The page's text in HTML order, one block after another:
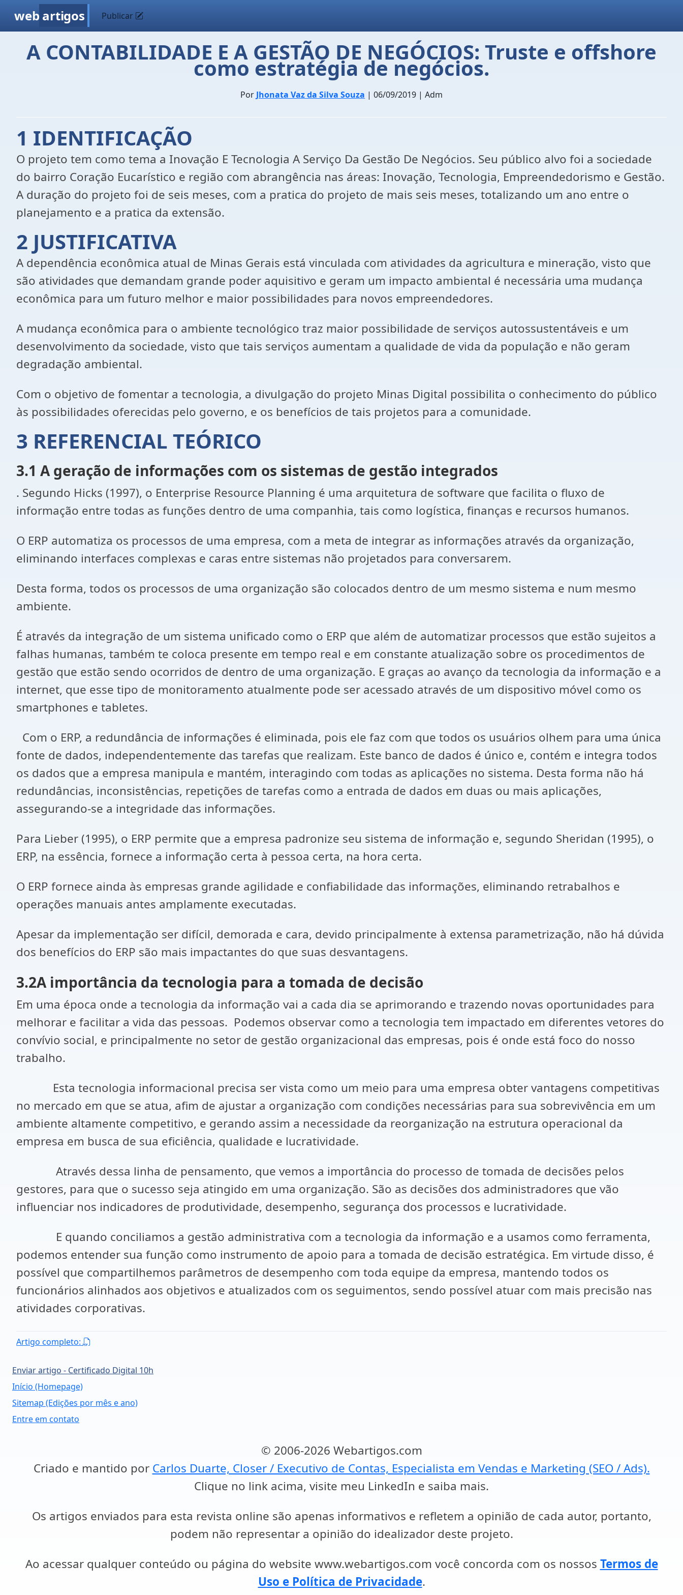
web artigos Publicar
A CONTABILIDADE E A GESTÃO DE NEGÓCIOS: Truste e offshore
como estratégia de negócios.
Por Jhonata Vaz da Silva Souza | 06/09/2019 | Adm
1 IDENTIFICAÇÃO
O projeto tem como tema a Inovação E Tecnologia A Serviço Da Gestão De Negócios. Seu público alvo foi a sociedade
do bairro Coração Eucarístico e região com abrangência nas áreas: Inovação, Tecnologia, Empreendedorismo e Gestão.
A duração do projeto foi de seis meses, com a pratica do projeto de mais seis meses, totalizando um ano entre o
planejamento e a pratica da extensão.
2 JUSTIFICATIVA
A dependência econômica atual de Minas Gerais está vinculada com atividades da agricultura e mineração, visto que
são atividades que demandam grande poder aquisitivo e geram um impacto ambiental é necessária uma mudança
econômica para um futuro melhor e maior possibilidades para novos empreendedores.
A mudança econômica para o ambiente tecnológico traz maior possibilidade de serviços autossustentáveis e um
desenvolvimento da sociedade, visto que tais serviços aumentam a qualidade de vida da população e não geram
degradação ambiental.
Com o objetivo de fomentar a tecnologia, a divulgação do projeto Minas Digital possibilita o conhecimento do público
às possibilidades oferecidas pelo governo, e os benefícios de tais projetos para a comunidade.
3 REFERENCIAL TEÓRICO
3.1 A geração de informações com os sistemas de gestão integrados
. Segundo Hicks (1997), o Enterprise Resource Planning é uma arquitetura de software que facilita o fluxo de
informação entre todas as funções dentro de uma companhia, tais como logística, finanças e recursos humanos.
O ERP automatiza os processos de uma empresa, com a meta de integrar as informações através da organização,
eliminando interfaces complexas e caras entre sistemas não projetados para conversarem.
Desta forma, todos os processos de uma organização são colocados dentro de um mesmo sistema e num mesmo
ambiente.
É através da integração de um sistema unificado como o ERP que além de automatizar processos que estão sujeitos a
falhas humanas, também te coloca presente em tempo real e em constante atualização sobre os procedimentos de
gestão que estão sendo ocorridos de dentro de uma organização. E graças ao avanço da tecnologia da informação e a
internet, que esse tipo de monitoramento atualmente pode ser acessado através de um dispositivo móvel como os
smartphones e tabletes.
Com o ERP, a redundância de informações é eliminada, pois ele faz com que todos os usuários olhem para uma única
fonte de dados, independentemente das tarefas que realizam. Este banco de dados é único e, contém e integra todos
os dados que a empresa manipula e mantém, interagindo com todas as aplicações no sistema. Desta forma não há
redundâncias, inconsistências, repetições de tarefas como a entrada de dados em duas ou mais aplicações,
assegurando-se a integridade das informações.
Para Lieber (1995), o ERP permite que a empresa padronize seu sistema de informação e, segundo Sheridan (1995), o
ERP, na essência, fornece a informação certa à pessoa certa, na hora certa.
O ERP fornece ainda às empresas grande agilidade e confiabilidade das informações, eliminando retrabalhos e
operações manuais antes amplamente executadas.
Apesar da implementação ser difícil, demorada e cara, devido principalmente à extensa parametrização, não há dúvida
dos benefícios do ERP são mais impactantes do que suas desvantagens.
3.2A importância da tecnologia para a tomada de decisão
Em uma época onde a tecnologia da informação vai a cada dia se aprimorando e trazendo novas oportunidades para
melhorar e facilitar a vida das pessoas. Podemos observar como a tecnologia tem impactado em diferentes vetores do
convívio social, e principalmente no setor de gestão organizacional das empresas, pois é onde está foco do nosso
trabalho.
Esta tecnologia informacional precisa ser vista como um meio para uma empresa obter vantagens competitivas
no mercado em que se atua, afim de ajustar a organização com condições necessárias para sua sobrevivência em um
ambiente altamente competitivo, e gerando assim a necessidade da reorganização na estrutura operacional da
empresa em busca de sua eficiência, qualidade e lucratividade.
Através dessa linha de pensamento, que vemos a importância do processo de tomada de decisões pelos
gestores, para que o sucesso seja atingido em uma organização. São as decisões dos administradores que vão
influenciar nos indicadores de produtividade, desempenho, segurança dos processos e lucratividade.
E quando conciliamos a gestão administrativa com a tecnologia da informação e a usamos como ferramenta,
podemos entender sua função como instrumento de apoio para a tomada de decisão estratégica. Em virtude disso, é
possível que compartilhemos parâmetros de desempenho com toda equipe da empresa, mantendo todos os
funcionários alinhados aos objetivos e atualizados com os seguimentos, sendo possível atuar com mais precisão nas
atividades corporativas.
Artigo completo:
Enviar artigo - Certificado Digital 10h
Início (Homepage)
Sitemap (Edições por mês e ano)
Entre em contato
© 2006-2026 Webartigos.com
Criado e mantido por Carlos Duarte, Closer / Executivo de Contas, Especialista em Vendas e Marketing (SEO / Ads).
Clique no link acima, visite meu LinkedIn e saiba mais.
Os artigos enviados para esta revista online são apenas informativos e refletem a opinião de cada autor, portanto,
podem não representar a opinião do idealizador deste projeto.
Ao acessar qualquer conteúdo ou página do website www.webartigos.com você concorda com os nossos Termos de
Uso e Política de Privacidade.